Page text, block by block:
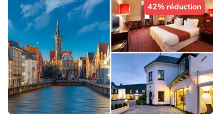
42% réduction